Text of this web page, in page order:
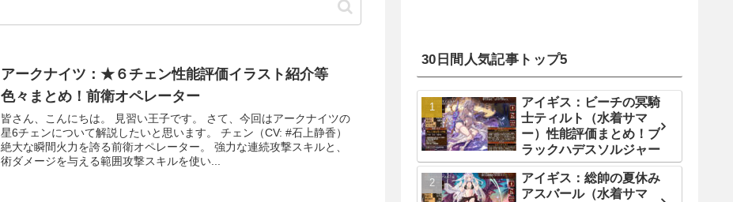
アークナイツ：★６チェン性能評価イラスト紹介等
色々まとめ！前衛オペレーター
皆さん、こんにちは。 見習い王子です。 さて、今回はアークナイツの
星6チェンについて解説したいと思います。 チェン（CV: #石上静香）
絶大な瞬間火力を誇る前衛オペレーター。 強力な連続攻撃スキルと、
術ダメージを与える範囲攻撃スキルを使い...
30日間人気記事トップ5
アイギス：ビーチの冥騎
士ティルト（水着サマ
ー）性能評価まとめ！ブ
ラックハデスソルジャー
アイギス：総帥の夏休み
アスバール（水着サマ